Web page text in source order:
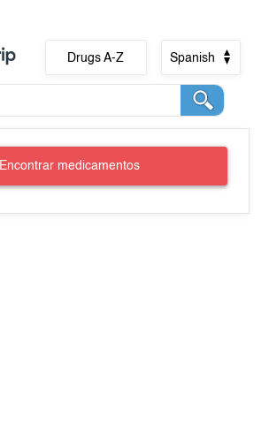
Drugs A-Z Spanish
Encontrar medicamentos